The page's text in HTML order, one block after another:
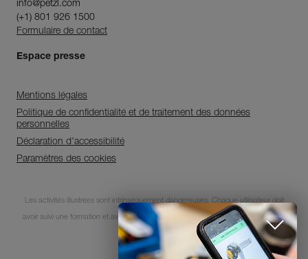
Découvrez ePPEcentre
Simplifiez le contrôle et le suivi de
votre parc d'EPI.
info@petzl.com
(+1) 801 926 1500
Formulaire de contact
Espace presse
Mentions légales
Politique de confidentialité et de traitement des données
personnelles
Déclaration d'accessibilité
Paramètres des cookies
Les activités illustrées sont intrinsèquement dangereuses. Chaque utilisateur doit
avoir suivi une formation et avoir des compétences pour l’usage des équipements
lors de ces activités.